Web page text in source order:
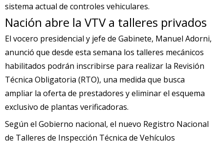
sistema actual de controles vehiculares.
Nación abre la VTV a talleres privados
El vocero presidencial y jefe de Gabinete, Manuel Adorni,
anunció que desde esta semana los talleres mecánicos
habilitados podrán inscribirse para realizar la Revisión
Técnica Obligatoria (RTO), una medida que busca
ampliar la oferta de prestadores y eliminar el esquema
exclusivo de plantas verificadoras.
Según el Gobierno nacional, el nuevo Registro Nacional
de Talleres de Inspección Técnica de Vehículos